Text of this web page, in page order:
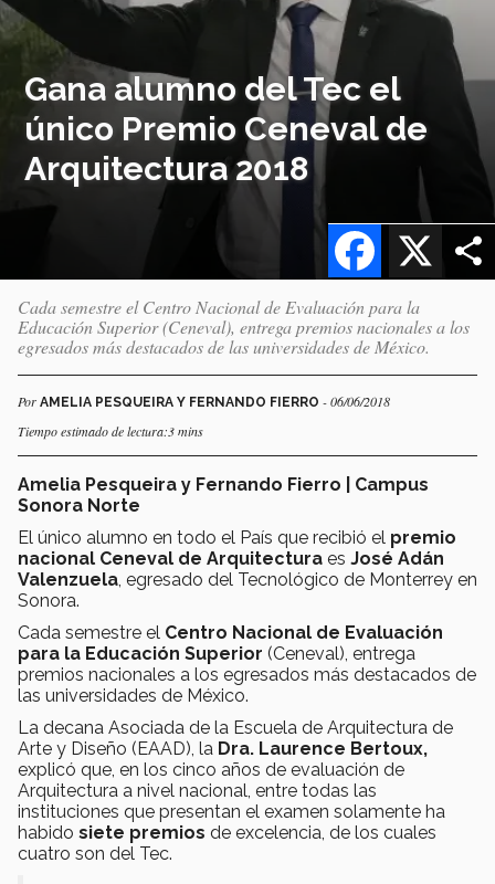
Gana alumno del Tec el
único Premio Ceneval de
Arquitectura 2018
X
Facebook
Cada semestre el Centro Nacional de Evaluación para la
Educación Superior (Ceneval), entrega premios nacionales a los
egresados más destacados de las universidades de México.
Por AMELIA PESQUEIRA Y FERNANDO FIERRO - 06/06/2018
Tiempo estimado de lectura:3 mins
Amelia Pesqueira y Fernando Fierro | Campus
Sonora Norte
El único alumno en todo el País que recibió el premio
nacional Ceneval de Arquitectura es José Adán
Valenzuela , egresado del Tecnológico de Monterrey en
Sonora.
Cada semestre el Centro Nacional de Evaluación
para la Educación Superior (Ceneval), entrega
premios nacionales a los egresados más destacados de
las universidades de México.
La decana Asociada de la Escuela de Arquitectura de
Arte y Diseño (EAAD), la Dra. Laurence Bertoux,
explicó que, en los cinco años de evaluación de
Arquitectura a nivel nacional, entre todas las
instituciones que presentan el examen solamente ha
habido siete premios de excelencia, de los cuales
cuatro son del Tec.